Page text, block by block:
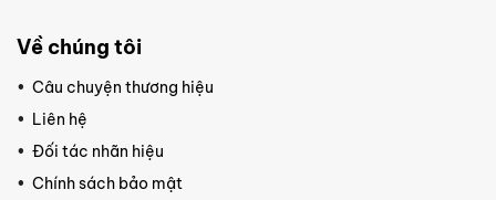
Về chúng tôi
Câu chuyện thương hiệu
Liên hệ
Đối tác nhãn hiệu
Chính sách bảo mật